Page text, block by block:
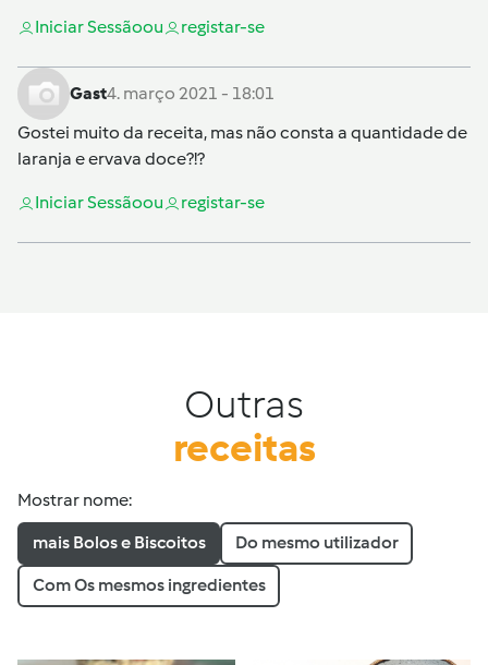
Iniciar Sessãoou registar-se
Gast4. março 2021 - 18:01
Gostei muito da receita, mas não consta a quantidade de
laranja e ervava doce?!?
Iniciar Sessãoou registar-se
Outras
receitas
Mostrar nome:
mais Bolos e Biscoitos Do mesmo utilizador
Com Os mesmos ingredientes